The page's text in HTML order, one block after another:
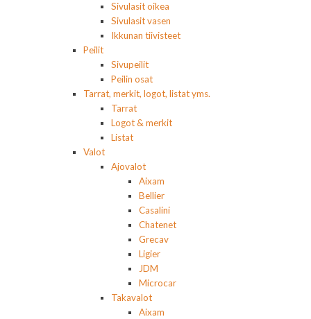
Sivulasit oikea
Sivulasit vasen
Ikkunan tiivisteet
Peilit
Sivupeilit
Peilin osat
Tarrat, merkit, logot, listat yms.
Tarrat
Logot & merkit
Listat
Valot
Ajovalot
Aixam
Bellier
Casalini
Chatenet
Grecav
Ligier
JDM
Microcar
Takavalot
Aixam